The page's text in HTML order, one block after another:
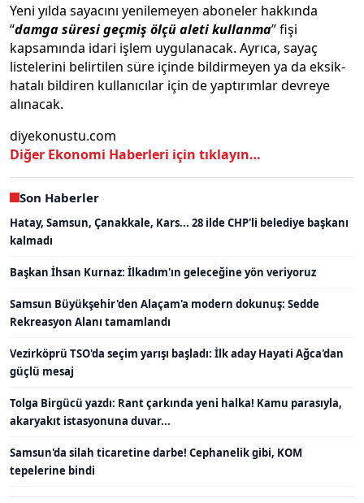
Yeni yılda sayacını yenilemeyen aboneler hakkında
“damga süresi geçmiş ölçü aleti kullanma” fişi
kapsamında idari işlem uygulanacak. Ayrıca, sayaç
listelerini belirtilen süre içinde bildirmeyen ya da eksik-
hatalı bildiren kullanıcılar için de yaptırımlar devreye
alınacak.
diyekonustu.com
Diğer Ekonomi Haberleri için tıklayın…
Son Haberler
Hatay, Samsun, Çanakkale, Kars... 28 ilde CHP'li belediye başkanı
kalmadı
Başkan İhsan Kurnaz: İlkadım'ın geleceğine yön veriyoruz
Samsun Büyükşehir'den Alaçam'a modern dokunuş: Sedde
Rekreasyon Alanı tamamlandı
Vezirköprü TSO'da seçim yarışı başladı: İlk aday Hayati Ağca'dan
güçlü mesaj
Tolga Birgücü yazdı: Rant çarkında yeni halka! Kamu parasıyla,
akaryakıt istasyonuna duvar...
Samsun'da silah ticaretine darbe! Cephanelik gibi, KOM
tepelerine bindi